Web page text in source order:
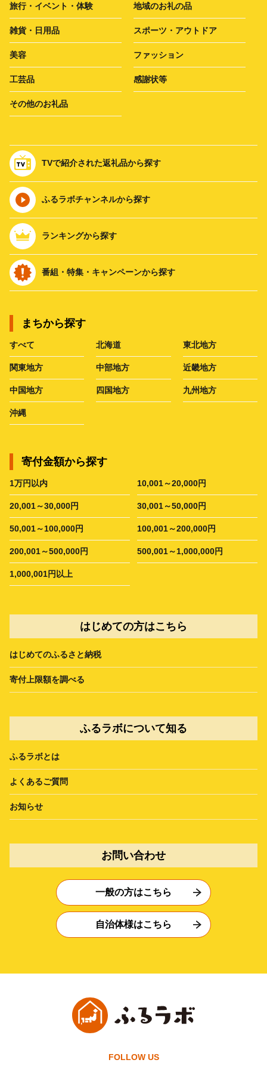
旅行・イベント・体験 地域のお礼の品
雑貨・日用品 スポーツ・アウトドア
美容 ファッション
工芸品 感謝状等
その他のお礼品
TVで紹介された返礼品から探す
ふるラボチャンネルから探す
ランキングから探す
番組・特集・キャンペーンから探す
まちから探す
すべて 北海道 東北地方
関東地方 中部地方 近畿地方
中国地方 四国地方 九州地方
沖縄
寄付金額から探す
1万円以内 10,001～20,000円
20,001～30,000円 30,001～50,000円
50,001～100,000円 100,001～200,000円
200,001～500,000円 500,001～1,000,000円
1,000,001円以上
はじめての方はこちら
はじめてのふるさと納税
寄付上限額を調べる
ふるラボについて知る
ふるラボとは
よくあるご質問
お知らせ
お問い合わせ
一般の方はこちら
自治体様はこちら
FOLLOW US